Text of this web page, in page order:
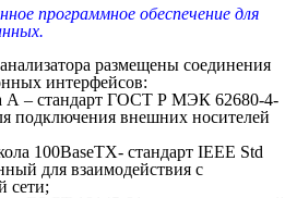
программное обеспечение для
размещены соединения
интерфейсов:
А – стандарт ГОСТ Р МЭК 62680-4-
подключения внешних носителей
100BaseTX- стандарт IEEE Std
для взаимодействия с
сети;